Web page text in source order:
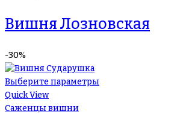
Вишня Лозновская
-30%
Выберите параметры
Quick View
Саженцы вишни